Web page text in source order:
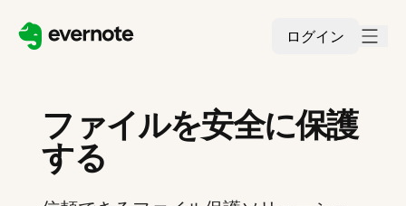
ログイン
ファイルを安全に保護
する